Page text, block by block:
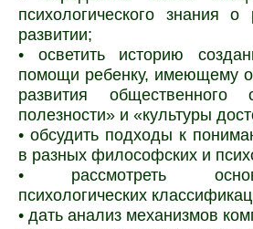
психологического знания
развитии;
• осветить историю
помощи ребенку, имеющему
развития
полезности» и «культуры
• обсудить подходы к
в разных философских и
• рассмотреть
психологических
• дать анализ механизмов